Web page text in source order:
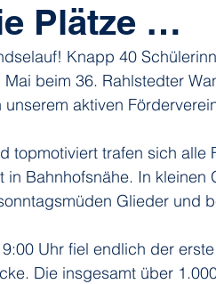
Plätze …
Knapp 40
beim 36. Rahlstedter
aktiven
topmotiviert trafen sich
in Bahnhofsnähe. In
Glieder und
Uhr fiel endlich der
Die insgesamt über